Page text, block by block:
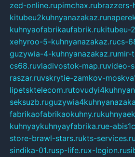
zed-online.rupimchax.rubrazzers-
kitubeu2kuhnyanazakaz.ru
kuhnyaofabrikaufabrik.rukitubeu-
xehyroo-5-kuhnyanazakaz.rucs-
guzywia-4-kuhnyanazakaz.rumir-
cs68.ruvladivostok-map.ruvideo-
raszar.ruvskrytie-zamkov-
lipetsktelecom.ru
seksuzb.ru
fabrikaofabrikaokuhny.ru
kuhnyaykuhnyayfabrika.rue-
store-brawl-stars.rukts-services.ru
sindika-01.rusp-life.rux-legion.ru